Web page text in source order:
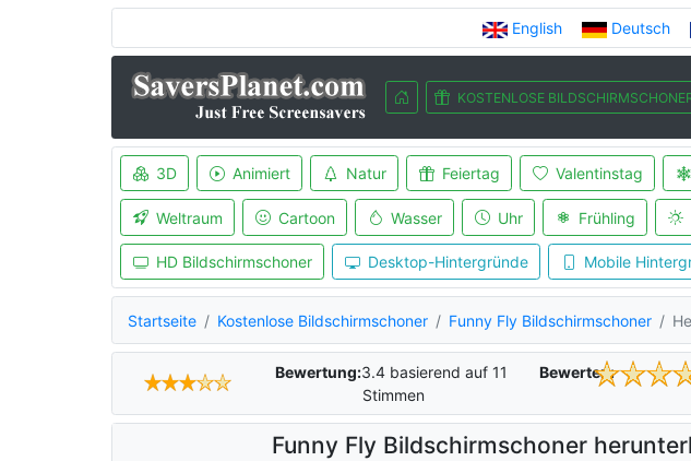
English Deutsch
KOSTENLOSE
3D Animiert Natur Feiertag Valentinstag
Weltraum Cartoon Wasser Uhr Frühling
HD Bildschirmschoner Desktop-Hintergründe Mobile
Startseite Kostenlose Bildschirmschoner Funny Fly Bildschirmschoner
Bewertung:3.4basierend auf 11
Stimmen
Bewerten:
Funny Fly Bildschirmschoner